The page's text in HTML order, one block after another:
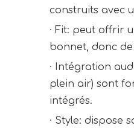
construits avec
· Fit: peut offrir
bonnet, donc
· Intégration
plein air) sont
intégrés.
· Style: dispose